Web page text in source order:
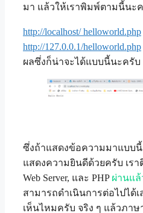
มา แล้วให้เราพิมพ์ตามนี้นะ
http://localhost/ helloworld.php
http://127.0.0.1/helloworld.php
ผลซึ่งก็น่าจะได้แบบนี้นะครับ
ซึ่งถ้าแสดงข้อความมาแบบ
แสดงความยินดีด้วยครับ เรา
Web Server, และ PHP ผ่านแ
สามารถดำเนินการต่อไปได้เ
เห็นไหมครับ จริง ๆ แล้วภาษ